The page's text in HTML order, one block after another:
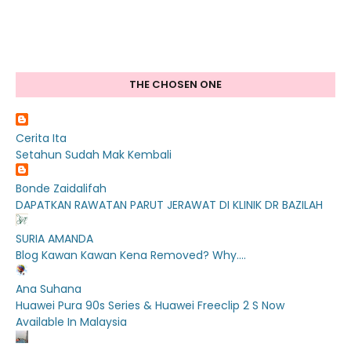
THE CHOSEN ONE
Cerita Ita
Setahun Sudah Mak Kembali
Bonde Zaidalifah
DAPATKAN RAWATAN PARUT JERAWAT DI KLINIK DR BAZILAH
SURIA AMANDA
Blog Kawan Kawan Kena Removed? Why....
Ana Suhana
Huawei Pura 90s Series & Huawei Freeclip 2 S Now
Available In Malaysia